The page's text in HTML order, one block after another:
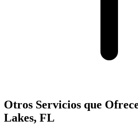
Otros Servicios que
Lakes, FL